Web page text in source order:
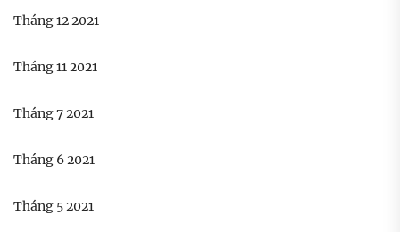
Tháng 12 2021
Tháng 11 2021
Tháng 7 2021
Tháng 6 2021
Tháng 5 2021